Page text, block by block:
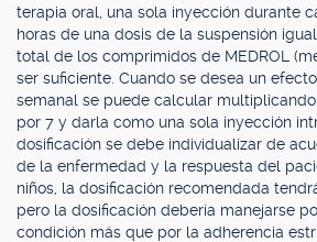
terapia oral, una sola inyección durante
horas de una dosis de la suspensión
total de los comprimidos de MEDROL
ser suficiente. Cuando se desea un
semanal se puede calcular
por 7 y darla como una sola inyección
dosificación se debe individualizar de
de la enfermedad y la respuesta del
niños, la dosificación recomendada
pero la dosificación debería manejarse
condición más que por la adherencia